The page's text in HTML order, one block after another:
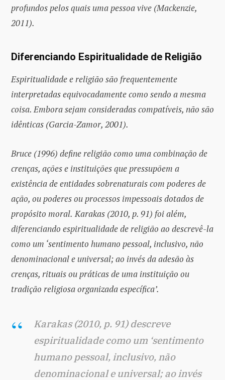
profundos pelos quais uma pessoa vive (Mackenzie,
2011).
Diferenciando Espiritualidade de Religião
Espiritualidade e religião são frequentemente
interpretadas equivocadamente como sendo a mesma
coisa. Embora sejam consideradas compatíveis, não são
idênticas (Garcia-Zamor, 2001).
Bruce (1996) define religião como uma combinação de
crenças, ações e instituições que pressupõem a
existência de entidades sobrenaturais com poderes de
ação, ou poderes ou processos impessoais dotados de
propósito moral. Karakas (2010, p. 91) foi além,
diferenciando espiritualidade de religião ao descrevê-la
como um ‘sentimento humano pessoal, inclusivo, não
denominacional e universal; ao invés da adesão às
crenças, rituais ou práticas de uma instituição ou
tradição religiosa organizada específica’.
Karakas (2010, p. 91) descreve
espiritualidade como um ‘sentimento
humano pessoal, inclusivo, não
denominacional e universal; ao invés